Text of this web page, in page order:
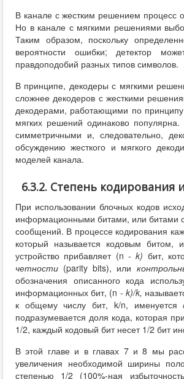
В канале с жестким решением процесс
Но в канале с мягкими решениями
Таким образом, поскольку
вероятности ошибки; детектор
правдоподобий разных типов символов.
В принципе, декодеры с мягкими
сложнее декодеров с жесткими
декодерами, работающими по
мягких решений одинаково
симметричными и, следовательно,
обсуждению жесткого и мягкого
моделей канала.
6.3.2. Степень кодирования
При использовании блочных кодов
информационными битами, или битами
сообщений. В процессе кодирования
который называется кодовым
устройство прибавляет (n -k) бит,
четности (parity bits), или
обозначения описанного кода
информационных бит, (n - k)/k,
к общему числу бит, k/n, именуется
подразумевается доля кода, которая
1/2, каждый кодовый бит несет 1/2 бит
В этой главе и в главах 7 и 8 мы
увеличения необходимой ширины
степенью 1/2 (100%-ная